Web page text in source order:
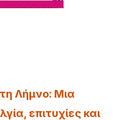
Λήμνο: Μια
επιτυχίες και